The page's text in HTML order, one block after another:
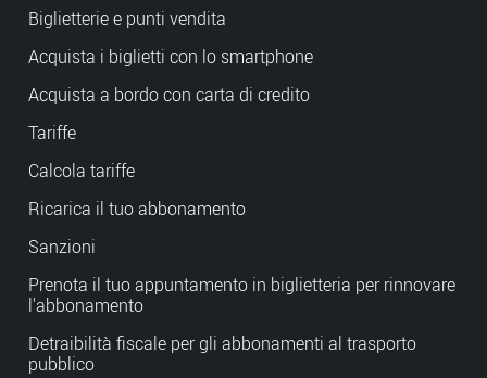
Biglietterie e punti vendita
Acquista i biglietti con lo smartphone
Acquista a bordo con carta di credito
Tariffe
Calcola tariffe
Ricarica il tuo abbonamento
Sanzioni
Prenota il tuo appuntamento in biglietteria per rinnovare
l'abbonamento
Detraibilità fiscale per gli abbonamenti al trasporto
pubblico